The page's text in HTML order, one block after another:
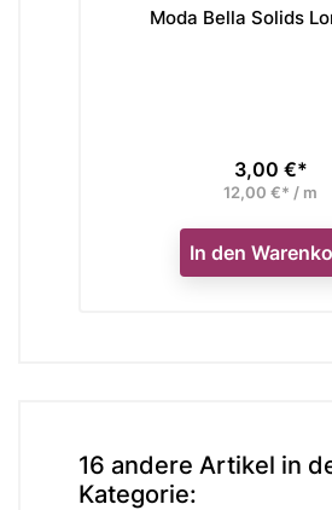
Moda Bella Solids
Preis
3,00 €*
12,00 €* / m
In den
16 andere Artikel in
Kategorie: